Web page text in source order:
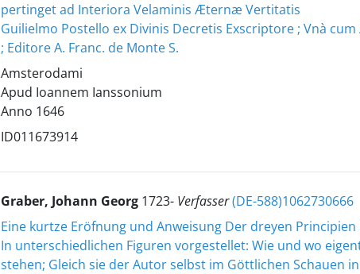
pertinget ad Interiora Velaminis Æternæ Vertitatis
Guilielmo Postello ex Divinis Decretis Exscriptore ; Vnà
; Editore A. Franc. de Monte S.
Amsterodami
Apud Ioannem Ianssonium
Anno 1646
ID011673914
Graber, Johann Georg 1723- Verfasser(DE-588)1062730666
Eine kurtze Eröfnung und Anweisung Der dreyen
In unterschiedlichen Figuren vorgestellet: Wie und wo
stehen; Gleich sie der Autor selbst im Göttlichen Schauen